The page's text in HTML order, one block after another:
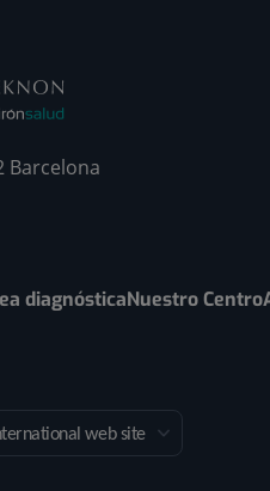
Barcelona
diagnósticaNuestro Centro
web site